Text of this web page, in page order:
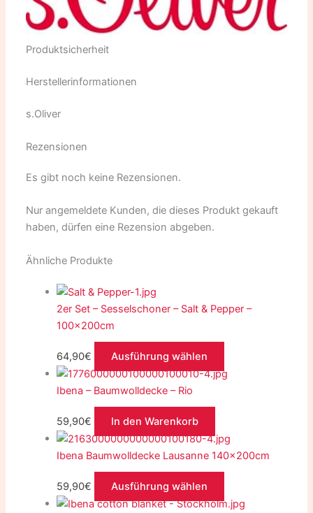
Produktsicherheit
Herstellerinformationen
s.Oliver
Rezensionen
Es gibt noch keine Rezensionen.
Nur angemeldete Kunden, die dieses Produkt gekauft
haben, dürfen eine Rezension abgeben.
Ähnliche Produkte
2er Set – Sesselschoner – Salt & Pepper –
100x200cm
64,90€ Ausführung wählen
Ibena – Baumwolldecke – Rio
59,90€ In den Warenkorb
Ibena Baumwolldecke Lausanne 140x200cm
59,90€ Ausführung wählen